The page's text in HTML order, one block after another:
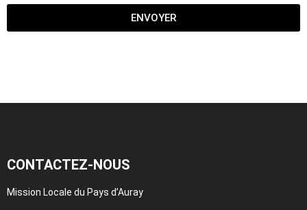
ENVOYER
CONTACTEZ-NOUS
Mission Locale du Pays d’Auray